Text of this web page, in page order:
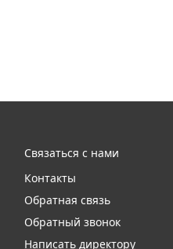
Связаться с нами
Контакты
Обратная связь
Обратный звонок
Написать директору